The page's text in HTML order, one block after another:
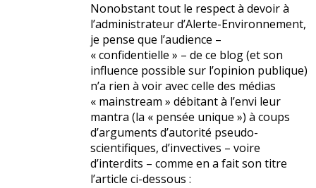
Nonobstant tout le respect à devoir à
l’administrateur d’Alerte-Environnement,
je pense que l’audience –
« confidentielle » – de ce blog (et son
influence possible sur l’opinion publique)
n’a rien à voir avec celle des médias
« mainstream » débitant à l’envi leur
mantra (la « pensée unique ») à coups
d’arguments d’autorité pseudo-
scientifiques, d’invectives – voire
d’interdits – comme en a fait son titre
l’article ci-dessous :